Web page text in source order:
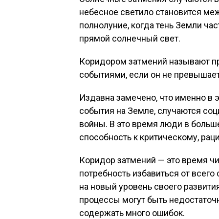
небесное светило становится
полнолуние, когда тень Земли
прямой солнечный свет.
Коридором затмений называют
событиями, если он не
Издавна замечено, что именно в
события на Земле, случаются
войны. В это время люди в
способность к критическому,
Коридор затмений — это время
потребность избавиться от
на новый уровень своего
процессы могут быть
содержать много ошибок.